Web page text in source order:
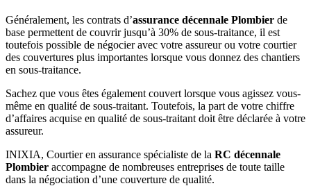
Généralement, les contrats d’assurance décennale Plombier de
base permettent de couvrir jusqu’à 30% de sous-traitance, il est
toutefois possible de négocier avec votre assureur ou votre courtier
des couvertures plus importantes lorsque vous donnez des chantiers
en sous-traitance.
Sachez que vous êtes également couvert lorsque vous agissez vous-
même en qualité de sous-traitant. Toutefois, la part de votre chiffre
d’affaires acquise en qualité de sous-traitant doit être déclarée à votre
assureur.
INIXIA, Courtier en assurance spécialiste de la RC décennale
Plombier accompagne de nombreuses entreprises de toute taille
dans la négociation d’une couverture de qualité.